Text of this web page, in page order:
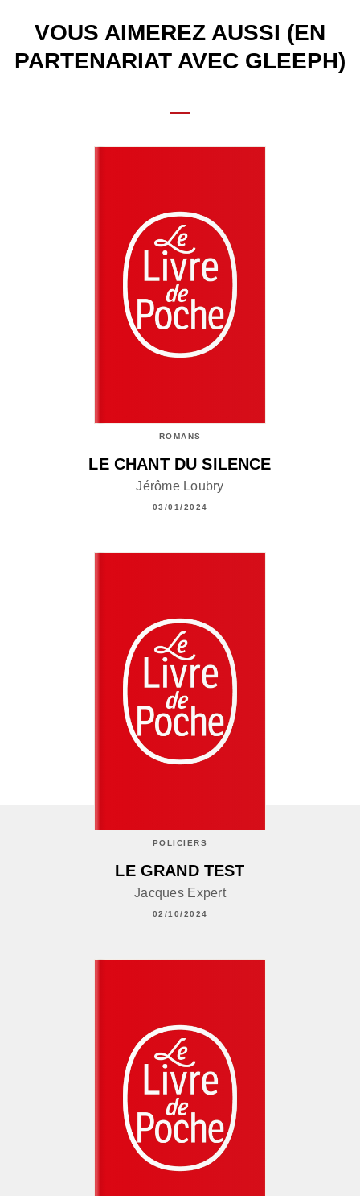
VOUS AIMEREZ AUSSI (EN
PARTENARIAT AVEC GLEEPH)
ROMANS
LE CHANT DU SILENCE
Jérôme Loubry
03/01/2024
POLICIERS
LE GRAND TEST
Jacques Expert
02/10/2024